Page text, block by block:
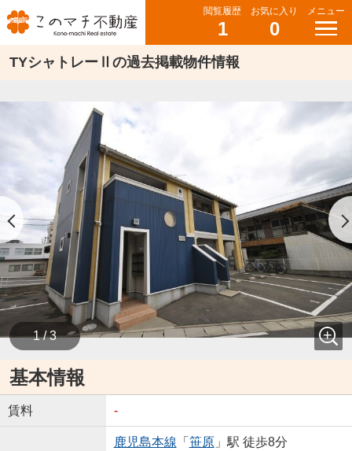
閲覧履歴
1
お気に入り
0
メニュー
TYシャトレーⅡの過去掲載物件情報
1 / 3
基本情報
賃料 -
鹿児島本線 「 笹原」駅 徒歩8分